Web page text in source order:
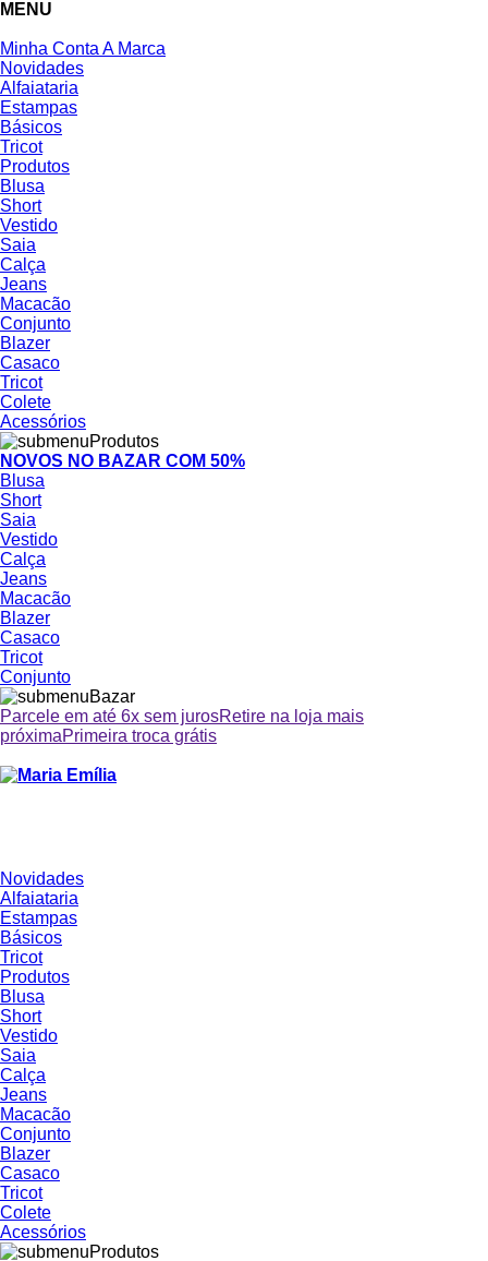
MENU
Minha Conta A Marca
Novidades
Alfaiataria
Estampas
Básicos
Tricot
Produtos
Blusa
Short
Vestido
Saia
Calça
Jeans
Macacão
Conjunto
Blazer
Casaco
Tricot
Colete
Acessórios
NOVOS NO BAZAR COM 50%
Blusa
Short
Saia
Vestido
Calça
Jeans
Macacão
Blazer
Casaco
Tricot
Conjunto
Parcele em até 6x sem jurosRetire na loja mais
próximaPrimeira troca grátis
Novidades
Alfaiataria
Estampas
Básicos
Tricot
Produtos
Blusa
Short
Vestido
Saia
Calça
Jeans
Macacão
Conjunto
Blazer
Casaco
Tricot
Colete
Acessórios